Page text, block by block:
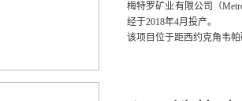
梅特罗矿业有限公司（
经于2018年4月投产。
该项目位于距西约克角韦